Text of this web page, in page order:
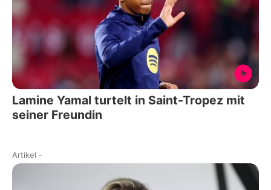
Lamine Yamal turtelt in Saint-Tropez mit
seiner Freundin
Artikel -